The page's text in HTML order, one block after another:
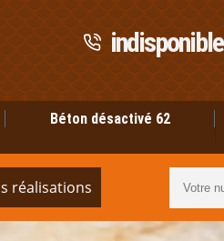
indisponible
Béton désactivé 62
réalisations